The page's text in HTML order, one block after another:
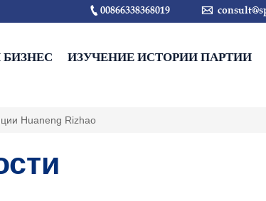
00866338368019 
ИЗУЧЕНИЕ ИСТОРИИ ПАРТИИ
Huaneng Rizhao